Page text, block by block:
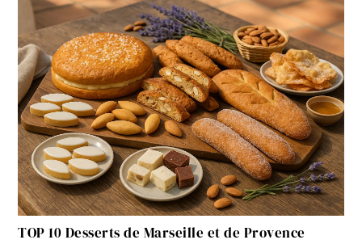
TOP 10 Desserts de Marseille et de Provence